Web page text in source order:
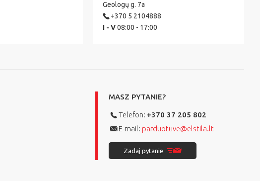
Geologų g. 7a
+370 5 2104888
I - V08:00 - 17:00
MASZ PYTANIE?
Telefon: +370 37 205 802
E-mail: parduotuve@elstila.lt
Zadaj pytanie